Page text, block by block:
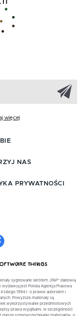
więcej
NAS
PRYWATNOŚCI
sygnowane skrótem „PAP” stanowią
wydawcą jest Polska Agencja Prasowa
lutego 1994 r. o prawie autorskim i
Powyższe materiały są
wykorzystywanie przedmiotowych
prawa wyjątkami, w szczególności